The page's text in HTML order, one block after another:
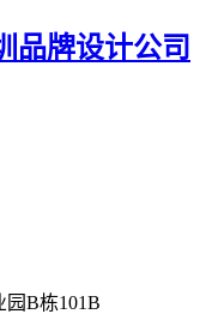
园B栋101B